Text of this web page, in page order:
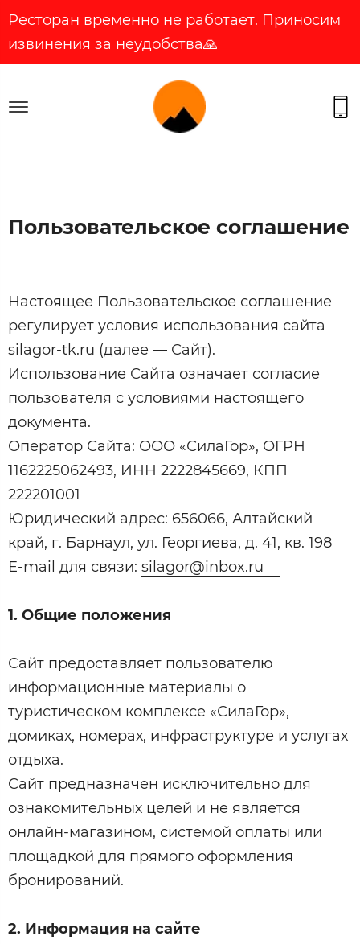
Ресторан временно не работает. Приносим
извинения за неудобства🙏
Пользовательское соглашение
Настоящее Пользовательское соглашение
регулирует условия использования сайта
silagor-tk.ru (далее — Сайт).
Использование Сайта означает согласие
пользователя с условиями настоящего
документа.
Оператор Сайта: ООО «СилаГор», ОГРН
1162225062493, ИНН 2222845669, КПП
222201001
Юридический адрес: 656066, Алтайский
край, г. Барнаул, ул. Георгиева, д. 41, кв. 198
E-mail для связи: silagor@inbox.ru
1. Общие положения
Сайт предоставляет пользователю
информационные материалы о
туристическом комплексе «СилаГор»,
домиках, номерах, инфраструктуре и услугах
отдыха.
Сайт предназначен исключительно для
ознакомительных целей и не является
онлайн-магазином, системой оплаты или
площадкой для прямого оформления
бронирований.
2. Информация на сайте